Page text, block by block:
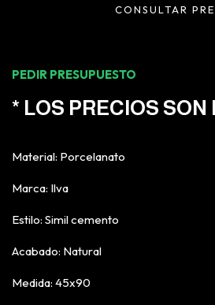
PEDIR PRESUPUESTO
* LOS PRECIOS SON
Material: Porcelanato
Marca: Ilva
Estilo: Simil cemento
Acabado: Natural
Medida: 45x90